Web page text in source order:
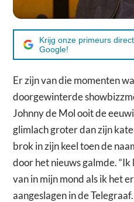
Krijg onze primeurs
Google!
Er zijn van die momenten
doorgewinterde
Johnny de Mol ooit de
glimlach groter dan zijn
brok in zijn keel toen de
door het nieuws galmde.
van in mijn mond als ik het
aangeslagen in de